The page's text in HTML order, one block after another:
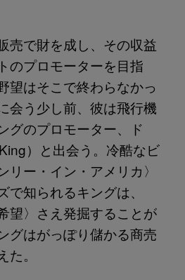
売で財を成し、その収益
のプロモーターを目指
望はそこで終わらなかっ
会う少し前、彼は飛行機
グのプロモーター、ド
）と出会う。冷酷なビ
リー・イン・アメリカ〉
知られるキングは、
望〉さえ発掘することが
グはがっぽり儲かる商売
。